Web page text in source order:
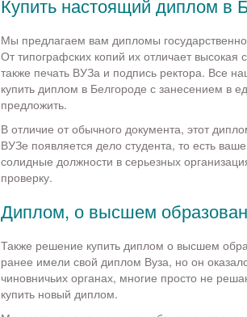
Купить настоящий диплом в
Мы предлагаем вам дипломы
От типографских копий их отличает
также печать ВУЗа и подпись ректора. Все
купить диплом в Белгороде с занесением в
предложить.
В отличие от обычного документа, этот
ВУЗе появляется дело студента, то есть
солидные должности в серьезных
проверку.
Диплом, о высшем
Также решение купить диплом о высшем
ранее имели свой диплом Вуза, но он
чиновничьих органах, многие просто не
купить новый диплом.